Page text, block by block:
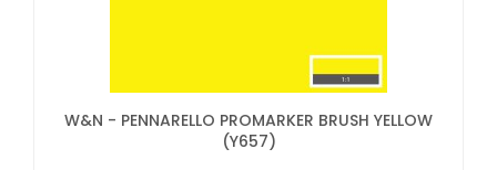
W&N - PENNARELLO PROMARKER BRUSH YELLOW
(Y657)